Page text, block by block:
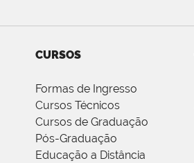
CURSOS
Formas de Ingresso
Cursos Técnicos
Cursos de Graduação
Pós-Graduação
Educação a Distância